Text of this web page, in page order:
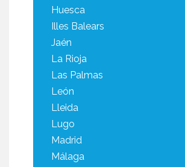
Huesca
Illes Balears
Jaén
La Rioja
Las Palmas
León
Lleida
Lugo
Madrid
Málaga